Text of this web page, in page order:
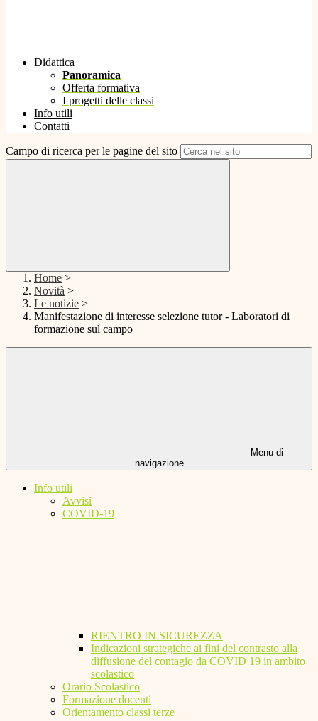
Didattica
Panoramica
Offerta formativa
I progetti delle classi
Info utili
Contatti
Campo di ricerca per le pagine del sito
Home >
Novità >
Le notizie >
Manifestazione di interesse selezione tutor - Laboratori di
formazione sul campo
Menu di
navigazione
Info utili
Avvisi
COVID-19
RIENTRO IN SICUREZZA
Indicazioni strategiche ai fini del contrasto alla
diffusione del contagio da COVID 19 in ambito
scolastico
Orario Scolastico
Formazione docenti
Orientamento classi terze